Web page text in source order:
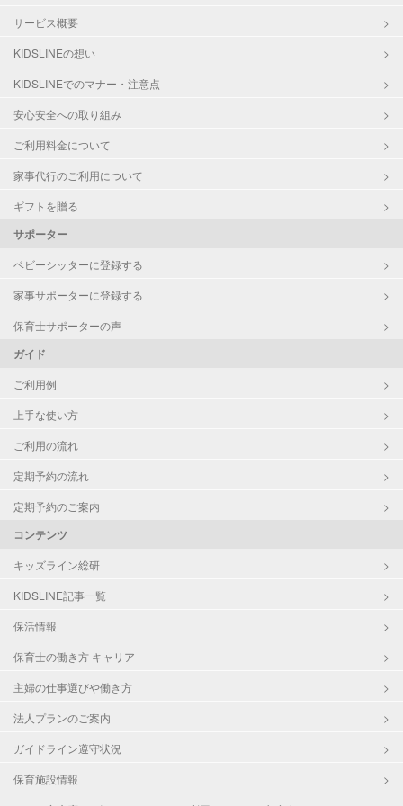
サービス概要
KIDSLINEの想い
KIDSLINEでのマナー・注意点
安心安全への取り組み
ご利用料金について
家事代行のご利用について
ギフトを贈る
サポーター
ベビーシッターに登録する
家事サポーターに登録する
保育士サポーターの声
ガイド
ご利用例
上手な使い方
ご利用の流れ
定期予約の流れ
定期予約のご案内
コンテンツ
キッズライン総研
KIDSLINE記事一覧
保活情報
保育士の働き方 キャリア
主婦の仕事選びや働き方
法人プランのご案内
ガイドライン遵守状況
保育施設情報